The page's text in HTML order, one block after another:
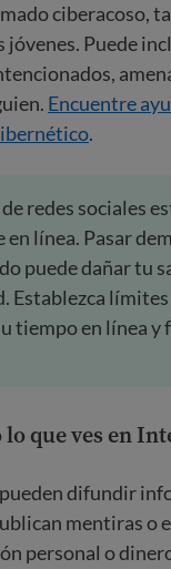
ciberacoso,
jóvenes. Puede
Encuentre
.
redes sociales
línea. Pasar
puede dañar tu
Establezca
tiempo en línea y
lo que ves en
difundir
mentiras o
personal o